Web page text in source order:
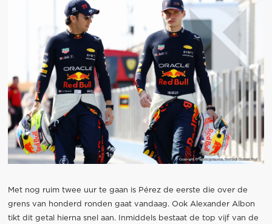
Met nog ruim twee uur te gaan is Pérez de eerste die over de
grens van honderd ronden gaat vandaag. Ook Alexander Albon
tikt dit getal hierna snel aan. Inmiddels bestaat de top vijf van de